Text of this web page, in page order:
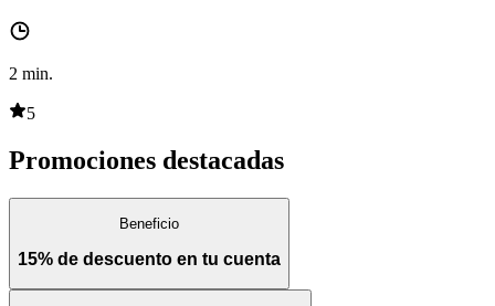
2 min.
5
Promociones destacadas
Beneficio
15% de descuento en tu cuenta